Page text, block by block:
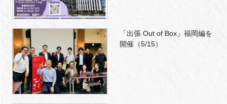
「出張 Out of Box」福岡編を
開催（5/15）